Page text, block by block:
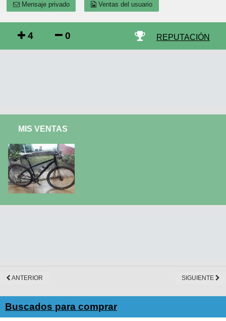
Mensaje privado Ventas del usuario
4 0 REPUTACIÓN
MIS VENTAS
ANTERIOR SIGUIENTE
Buscados para comprar